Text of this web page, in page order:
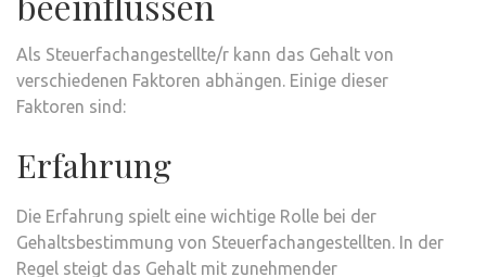
Als Steuerfachangestellte/r kann das Gehalt von
verschiedenen Faktoren abhängen. Einige dieser
Faktoren sind:
Erfahrung
Die Erfahrung spielt eine wichtige Rolle bei der
Gehaltsbestimmung von Steuerfachangestellten. In der
Regel steigt das Gehalt mit zunehmender